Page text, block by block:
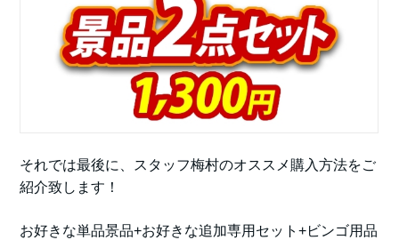
それでは最後に、スタッフ梅村のオススメ購入方法をご
紹介致します！
お好きな単品景品+お好きな追加専用セット+ビンゴ用品